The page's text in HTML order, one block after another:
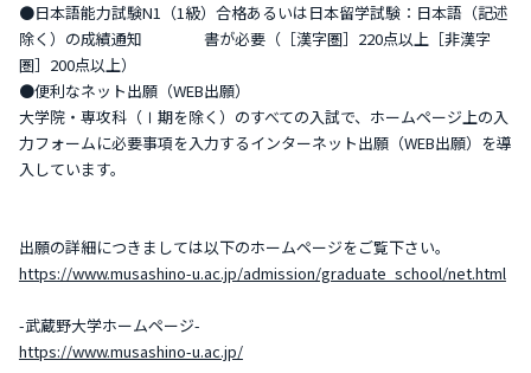
●日本語能力試験N1（1級）合格あるいは日本留学試験：日本語（記述
除く）の成績通知 書が必要（［漢字圏］220点以上［非漢字
圏］200点以上）
●便利なネット出願（WEB出願）
大学院・専攻科（Ⅰ期を除く）のすべての入試で、ホームページ上の入
力フォームに必要事項を入力するインターネット出願（WEB出願）を導
入しています。
出願の詳細につきましては以下のホームページをご覧下さい。
https://www.musashino-u.ac.jp/admission/graduate_school/net.html
-武蔵野大学ホームページ-
https://www.musashino-u.ac.jp/